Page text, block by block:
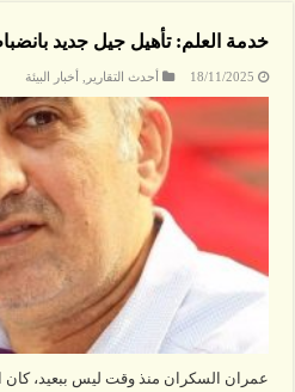
خدمة العلم: تأهيل جيل جديد
18/11/2025 أحدث التقارير أخبار البيئة
عمران السكران منذ وقت ليس ببعيد، كان